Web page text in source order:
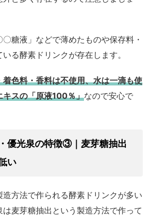
糖液」などで薄めたものや保存料・
る酵素ドリンクが存在します。
着色料・香料は不使用、水は一滴も使
キスの「原液100％」なので安心で
優光泉の特徴③｜麦芽糖抽出
い
方法で作られる酵素ドリンクが多い
麦芽糖抽出という製造方法で作って